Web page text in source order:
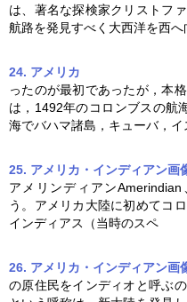
は、著名な探検家クリストファ
航路を発見すべく大西洋を西
24. アメリカ
ったのが最初であったが，本
は，1492年のコロンブスの航
海でバハマ諸島，キューバ，イ
25. アメリカ・インディアン画
アメリンディアン
う。アメリカ大陸に初めてコ
インディアス（当時のスペ
26. アメリカ・インディアン画
の原住民をインディオと呼ぶ